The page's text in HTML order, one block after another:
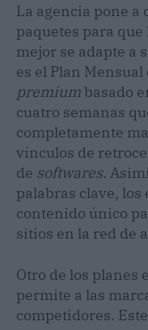
La agencia pone
paquetes para
mejor se adapte a
es el Plan Mensual
premiumbasado
cuatro semanas
completamente
vínculos de
de softwares.
palabras clave,
contenido único
sitios en la red de
Otro de los planes
permite a las
competidores.